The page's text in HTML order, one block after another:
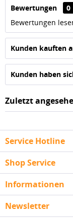
Bewertungen
0
Bewertungen
Kunden kauften
Kunden haben
Zuletzt
Service Hotline
Shop Service
Informationen
Newsletter